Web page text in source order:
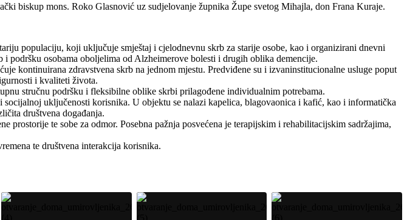
biskup mons. Roko Glasnović uz sudjelovanje župnika Župe svetog Mihajla, don Frana Kuraje.
populaciju, koji uključuje smještaj i cjelodnevnu skrb za starije osobe, kao i organizirani dnevni
podršku osobama oboljelima od Alzheimerove bolesti i drugih oblika demencije.
kontinuirana zdravstvena skrb na jednom mjestu. Predviđene su i izvaninstitucionalne usluge poput
i kvaliteti života.
stručnu podršku i fleksibilne oblike skrbi prilagođene individualnim potrebama.
uključenosti korisnika. U objektu se nalazi kapelica, blagovaonica i kafić, kao i informatička
društvena događanja.
te sobe za odmor. Posebna pažnja posvećena je terapijskim i rehabilitacijskim sadržajima,
te društvena interakcija korisnika.